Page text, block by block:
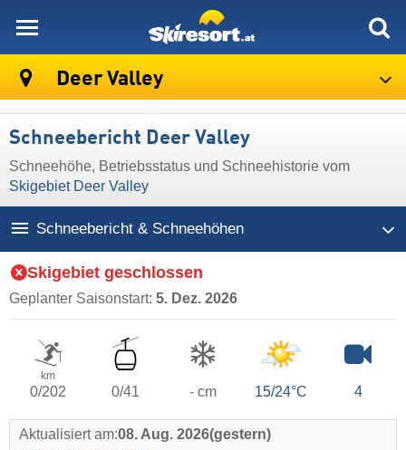
Deer Valley
Schneebericht Deer Valley
Schneehöhe, Betriebsstatus und Schneehistorie vom
Skigebiet Deer Valley
Schneebericht & Schneehöhen
Skigebiet geschlossen
Geplanter Saisonstart: 5. Dez. 2026
km
0/202 0/41 - cm 15/24°C 4
Aktualisiert am:08. Aug. 2026(gestern)